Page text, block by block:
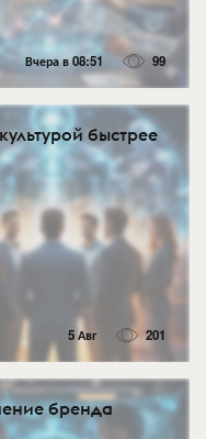
Вчера в 08:51 99
быстрее
5 Авг 201
бренда